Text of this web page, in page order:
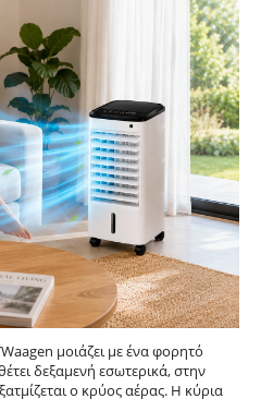
μοιάζει με ένα φορητό
δεξαμενή εσωτερικά, στην
ο κρύος αέρας. Η κύρια